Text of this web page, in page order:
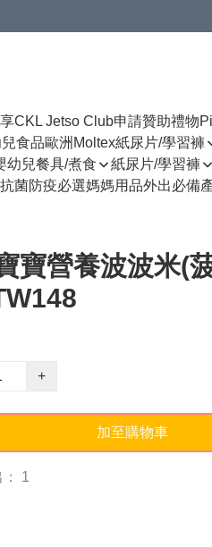
CKL Jetso Club申請贊助禮物
食品歐洲Moltex紙尿片/學習褲
幼兒餐具/煮食 紙尿片/學習褲
抗菌防疫必選媽媽用品外出必備
寶營養波波米(
+
加至購物車
： 1